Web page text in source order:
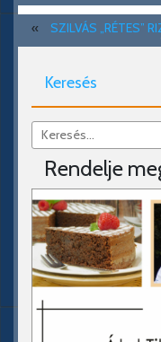
« SZILVÁS „RÉTES”
Keresés
Rendelje